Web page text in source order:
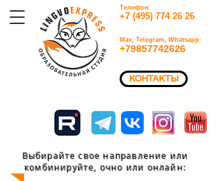
КОНТАКТЫ
Телефон:
+7 (495) 774 26 26​
Max, Telegram, Whatsapp:
+79857742626​
Выбирайте свое направление или
комбинируйте, очно или онлайн: